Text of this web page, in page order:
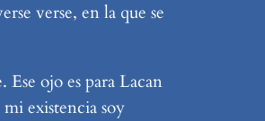
verse, en la que se
ojo es para Lacan
existencia soy